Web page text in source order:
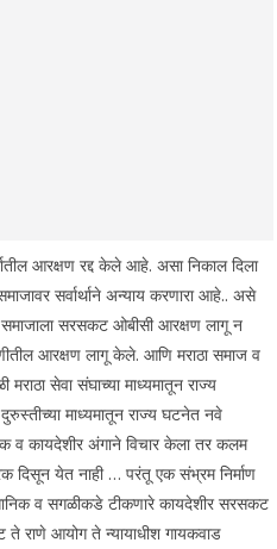
आरक्षण रद्द केले आहे. असा निकाल दिला
सर्वार्थाने अन्याय करणारा आहे.. असे
समाजाला सरसकट ओबीसी आरक्षण लागू न
आरक्षण लागू केले. आणि मराठा समाज व
सेवा संघाच्या माध्यमातून राज्य
माध्यमातून राज्य घटनेत नवे
व कायदेशीर अंगाने विचार केला तर कलम
दिसून येत नाही … परंतू एक संभ्रम निर्माण
व सगळीकडे टीकणारे कायदेशीर सरसकट
ते राणे आयोग ते न्यायाधीश गायकवाड